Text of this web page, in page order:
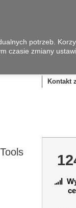
Kontakt
Wyświetl historię
potrzeb.
czasie zmiany